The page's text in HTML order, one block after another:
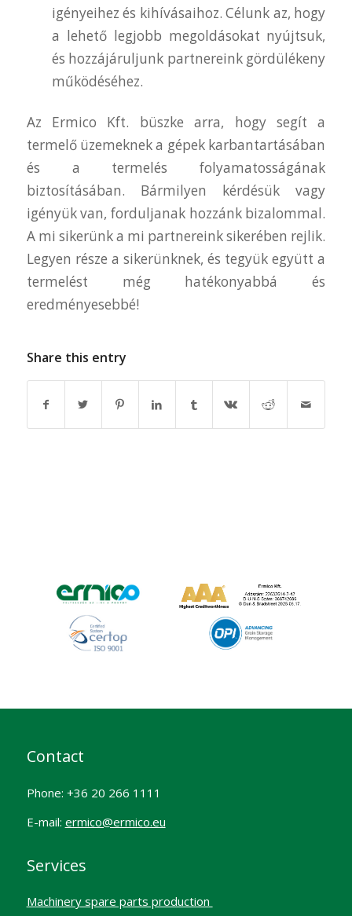
igényeihez és kihívásaihoz. Célunk az, hogy
a lehető legjobb megoldásokat nyújtsuk,
és hozzájáruljunk partnereink gördülékeny
működéséhez.
Az Ermico Kft. büszke arra, hogy segít a
termelő üzemeknek a gépek karbantartásában
és a termelés folyamatosságának
biztosításában. Bármilyen kérdésük vagy
igényük van, forduljanak hozzánk bizalommal.
A mi sikerünk a mi partnereink sikerében rejlik.
Legyen része a sikerünknek, és tegyük együtt a
termelést még hatékonyabbá és
eredményesebbé!
Share this entry
Contact
Phone: +36 20 266 1111
E-mail: ermico@ermico.eu
Services
Machinery spare parts production